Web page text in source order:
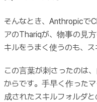
そんなとき、Anthropicで
アのThariqが、物事の見
キルをうまく使うのも、ス
この言葉が刺さったのは
からです。手早く作った
成されたスキルフォルダ